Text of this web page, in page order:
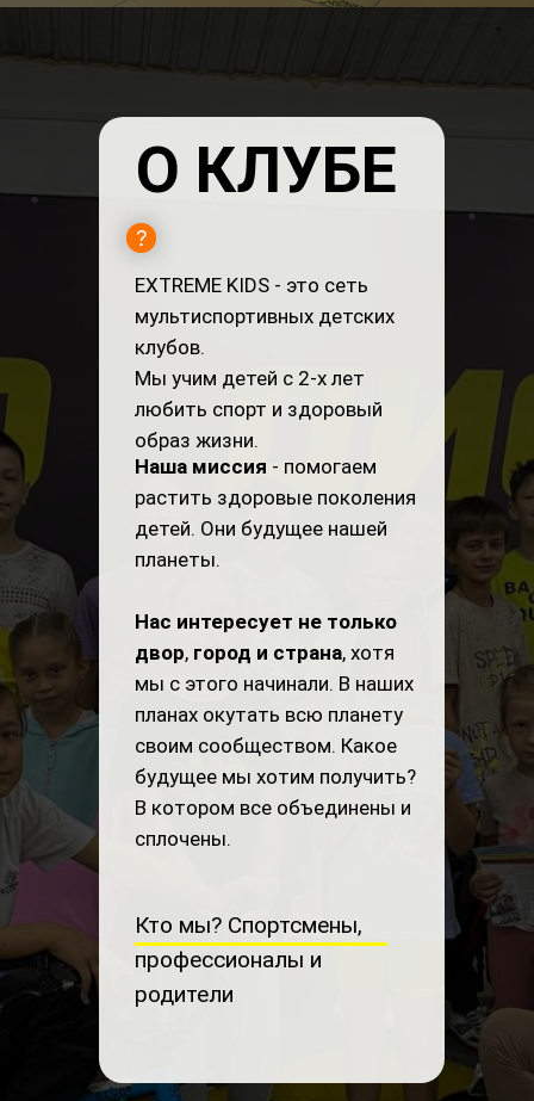
О КЛУБЕ
EXTREME KIDS - это сеть
мультиспортивных детских
клубов.
Мы учим детей с 2-х лет
любить спорт и здоровый
образ жизни.
Кто мы? Спортсмены,
профессионалы и
родители
Наша миссия - помогаем
растить здоровые поколения
детей. Они будущее нашей
планеты.
Нас интересует не только
двор, город и страна, хотя
мы с этого начинали. В наших
планах окутать всю планету
своим сообществом. Какое
будущее мы хотим получить?
В котором все объединены и
сплочены.